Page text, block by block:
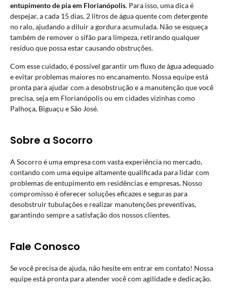
entupimento de pia em Florianópolis. Para isso, uma dica é
despejar, a cada 15 dias, 2 litros de água quente com detergente
no ralo, ajudando a diluir a gordura acumulada. Não se esqueça
também de remover o sifão para limpeza, retirando qualquer
resíduo que possa estar causando obstruções.
Com esse cuidado, é possível garantir um fluxo de água adequado
e evitar problemas maiores no encanamento. Nossa equipe está
pronta para ajudar com a desobstrução e a manutenção que você
precisa, seja em Florianópolis ou em cidades vizinhas como
Palhoça, Biguaçu e São José.
Sobre a Socorro
A Socorro é uma empresa com vasta experiência no mercado,
contando com uma equipe altamente qualificada para lidar com
problemas de entupimento em residências e empresas. Nosso
compromisso é oferecer soluções eficazes e seguras para
desobstruir tubulações e realizar manutenções preventivas,
garantindo sempre a satisfação dos nossos clientes.
Fale Conosco
Se você precisa de ajuda, não hesite em entrar em contato! Nossa
equipe está pronta para atender você com agilidade e dedicação.